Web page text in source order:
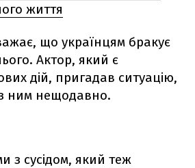
життя
що українцям бракує
Актор, який є
дій, пригадав ситуацію,
ним нещодавно.
з сусідом, який теж